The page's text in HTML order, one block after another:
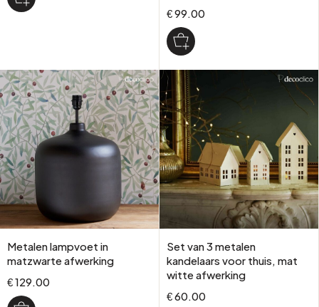
€ 99.00
Metalen lampvoet in
matzwarte afwerking
€ 129.00
Set van 3 metalen
kandelaars voor thuis, mat
witte afwerking
€ 60.00